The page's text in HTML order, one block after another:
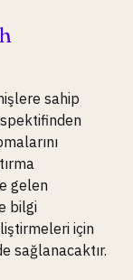
sahip
gelen
bilgi
için
sağlanacaktır.